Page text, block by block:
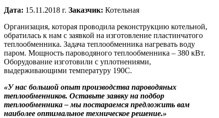
Дата: 15.11.2018 г. Заказчик: Котельная
Организация, которая проводила реконструкцию котельной,
обратилась к нам с заявкой на изготовление пластинчатого
теплообменника. Задача теплообменника нагревать воду
паром. Мощность пароводяного теплообменника – 380 кВт.
Оборудование изготовили с уплотнениями,
выдерживающими температуру 190С.
«У нас большой опыт производства пароводяных
теплообменников. Оставьте заявку на подбор
теплообменника – мы постараемся предложить вам
наиболее оптимальное техническое решение.»